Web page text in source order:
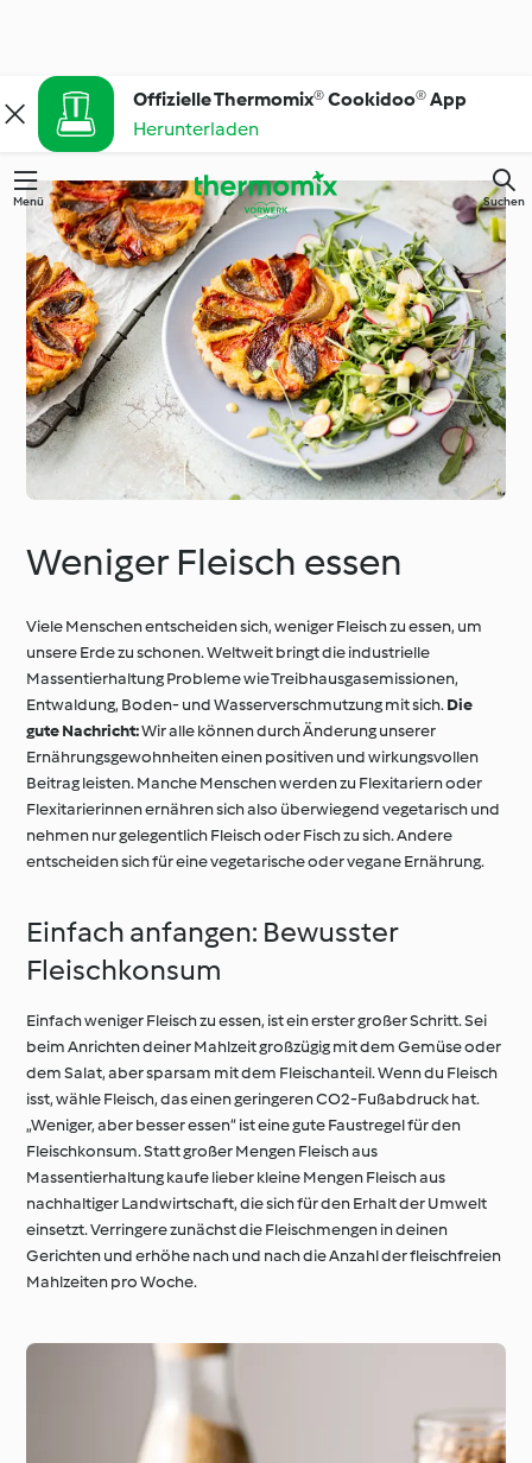
Offizielle Thermomix® Cookidoo® App
Herunterladen
Menü Suchen
Weniger Fleisch essen
Viele Menschen entscheiden sich, weniger Fleisch zu essen, um
unsere Erde zu schonen. Weltweit bringt die industrielle
Massentierhaltung Probleme wie Treibhausgasemissionen,
Entwaldung, Boden- und Wasserverschmutzung mit sich.Die
gute Nachricht:Wir alle können durch Änderung unserer
Ernährungsgewohnheiten einen positiven und wirkungsvollen
Beitrag leisten. Manche Menschen werden zu Flexitariern oder
Flexitarierinnen ernähren sich also überwiegend vegetarisch und
nehmen nur gelegentlich Fleisch oder Fisch zu sich. Andere
entscheiden sich für eine vegetarische oder vegane Ernährung.
Einfach anfangen: Bewusster
Fleischkonsum
Einfach weniger Fleisch zu essen, ist ein erster großer Schritt. Sei
beim Anrichten deiner Mahlzeit großzügig mit dem Gemüse oder
dem Salat, aber sparsam mit dem Fleischanteil. Wenn du Fleisch
isst, wähle Fleisch, das einen geringeren CO2-Fußabdruck hat.
„Weniger, aber besser essen“ ist eine gute Faustregel für den
Fleischkonsum. Statt großer Mengen Fleisch aus
Massentierhaltung kaufe lieber kleine Mengen Fleisch aus
nachhaltiger Landwirtschaft, die sich für den Erhalt der Umwelt
einsetzt. Verringere zunächst die Fleischmengen in deinen
Gerichten und erhöhe nach und nach die Anzahl der fleischfreien
Mahlzeiten pro Woche.